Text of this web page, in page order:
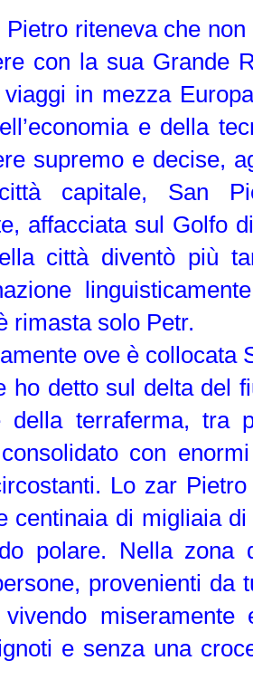
riteneva che non
con la sua Grande
in mezza
e della
supremo e decise,
capitale, San
affacciata sul Golfo
città diventò più
rimasta solo Petr.
ove è collocata
detto sul delta del
della terraferma, tra
con
Lo zar
centinaia di migliaia
polare. Nella zona
provenienti da
vivendo
e senza una